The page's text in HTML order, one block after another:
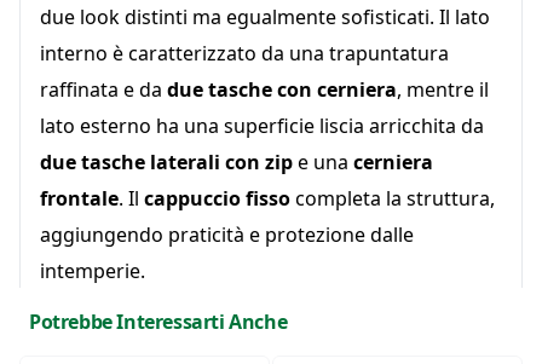
due look distinti ma egualmente sofisticati. Il lato
interno è caratterizzato da una trapuntatura
raffinata e da due tasche con cerniera, mentre il
lato esterno ha una superficie liscia arricchita da
due tasche laterali con zipe una cerniera
frontale. Il cappuccio fissocompleta la struttura,
aggiungendo praticità e protezione dalle
intemperie.
Potrebbe Interessarti Anche